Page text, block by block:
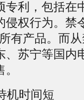
专利，包括在
侵权行为。禁
有产品。而
、苏宁等国内